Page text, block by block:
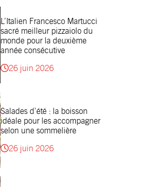
L’Italien Francesco Martucci
sacré meilleur pizzaiolo du
monde pour la deuxième
année consécutive
26 juin 2026
Salades d’été : la boisson
idéale pour les accompagner
selon une sommelière
26 juin 2026